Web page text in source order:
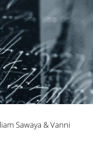
Sawaya & Vanni